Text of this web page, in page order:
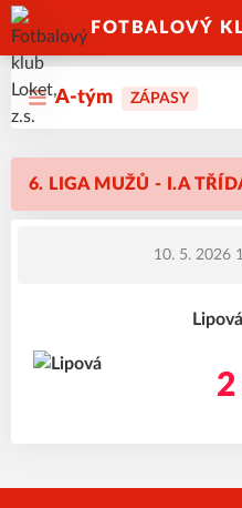
FOTBALOVÝ
A-tým ZÁPASY
6. LIGA MUŽŮ - I.A
10. 5. 2026
2